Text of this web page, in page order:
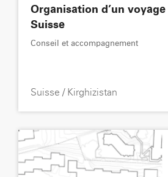
Organisation d’un voyage
Suisse
Conseil et accompagnement
Suisse / Kirghizistan